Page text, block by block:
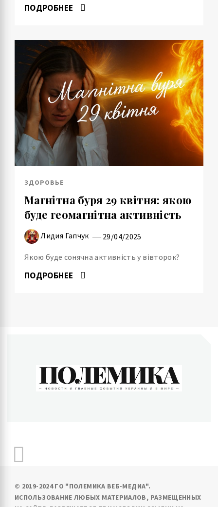
ПОДРОБНЕЕ
ЗДОРОВЬЕ
Магнітна буря 29 квітня: якою
буде геомагнітна активність
Лидия Гапчук 29/04/2025
Якою буде сонячна активність у вівторок?
ПОДРОБНЕЕ
© 2019-2024 ГО "ПОЛЕМИКА ВЕБ-МЕДИА".
ИСПОЛЬЗОВАНИЕ ЛЮБЫХ МАТЕРИАЛОВ, РАЗМЕЩЕННЫХ